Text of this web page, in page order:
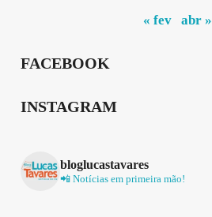
« fev abr »
FACEBOOK
INSTAGRAM
bloglucastavares
📲 Notícias em primeira mão!